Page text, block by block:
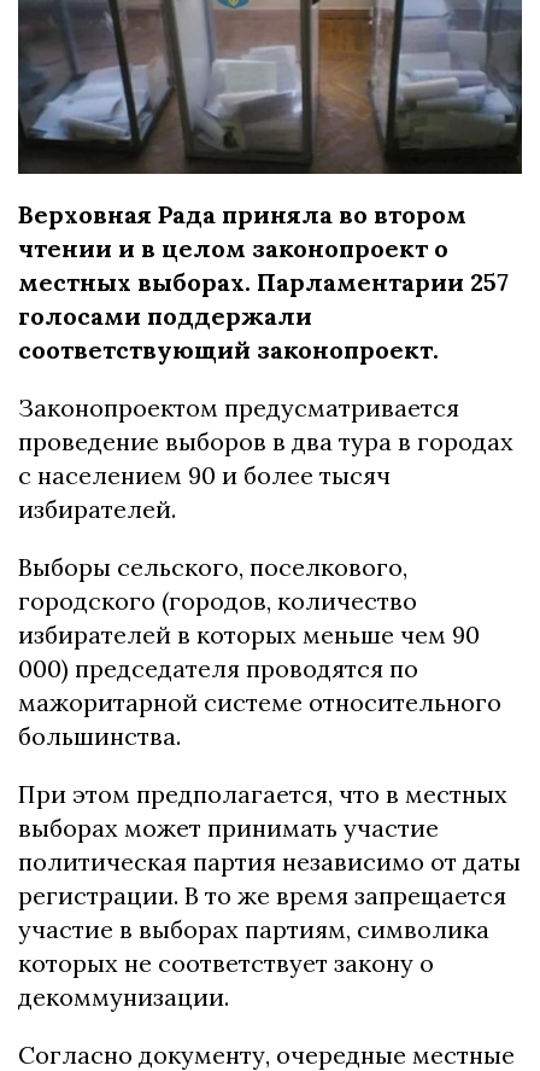
Верховная Рада приняла во втором
чтении и в целом законопроект о
местных выборах. Парламентарии 257
голосами поддержали
соответствующий законопроект.
Законопроектом предусматривается
проведение выборов в два тура в городах
с населением 90 и более тысяч
избирателей.
Выборы сельского, поселкового,
городского (городов, количество
избирателей в которых меньше чем 90
000) председателя проводятся по
мажоритарной системе относительного
большинства.
При этом предполагается, что в местных
выборах может принимать участие
политическая партия независимо от даты
регистрации. В то же время запрещается
участие в выборах партиям, символика
которых не соответствует закону о
декоммунизации.
Согласно документу, очередные местные